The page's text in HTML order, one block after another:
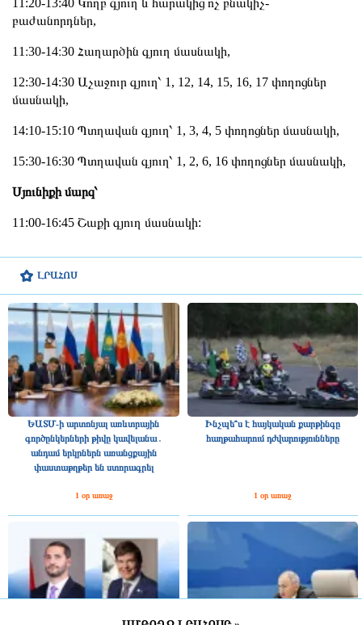
ԼՐԱՀՈՍ
ԵԱՏՄ-ի արտոնյալ առևտրային
գործընկերների թիվը կավելանա․
անդամ երկրներն առանցքային
փաստաթղթեր են ստորագրել
1 օր առաջ
Ինչպե՞ս է հայկական քարթինգը
հաղթահարում դժվարությունները
1 օր առաջ
11:20-13:40 Կողբ գյուղ և հարակից ոչ բնակիչ-
բաժանորդներ,
11։30-14։30 Հաղարծին գյուղ մասնակի,
12:30-14:30 Աչաջուր գյուղ՝ 1, 12, 14, 15, 16, 17 փողոցներ
մասնակի,
14:10-15:10 Պտղավան գյուղ՝ 1, 3, 4, 5 փողոցներ մասնակի,
15:30-16:30 Պտղավան գյուղ՝ 1, 2, 6, 16 փողոցներ մասնակի,
Սյունիքի մարզ՝
11:00-16:45 Շաքի գյուղ մասնակի: